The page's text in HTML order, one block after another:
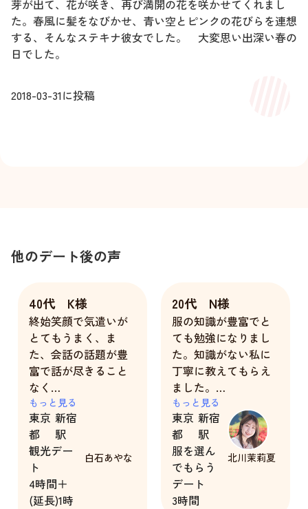
芽が出て、花が咲き、再び満開の花を咲かせてくれまし
た。春風に髪をなびかせ、青い空とピンクの花びらを連想
する、そんなステキナ彼女でした。 大変思い出深い春の
日でした。
2018-03-31に投稿
他のデート後の声
40代 K様
終始笑顔で気遣いが
とてもうまく、ま
た、会話の話題が豊
富で話が尽きること
なく
とても楽しい時間を
過ごせました。
非の打ち所が無い最
高の彼女だと思いま
す
もっと見る
東京
都
新宿
駅
観光デー
ト
4時間＋
(延長)1時
白石あやな
20代 N様
服の知識が豊富でと
ても勉強になりまし
た。知識がない私に
丁寧に教えてもらえ
ました。
いろんな服を似合う
と言ってもらえて嬉
しかったです。
帰り際まで優しく接
して貰えました。
もっと見る
東京
都
新宿
駅
服を選ん
でもらう
デート
3時間
北川茉莉夏